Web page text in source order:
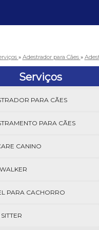
» Adestrador para Cães »
Serviços
PARA CÃES
PARA CÃES
CANINO
PARA CACHORRO